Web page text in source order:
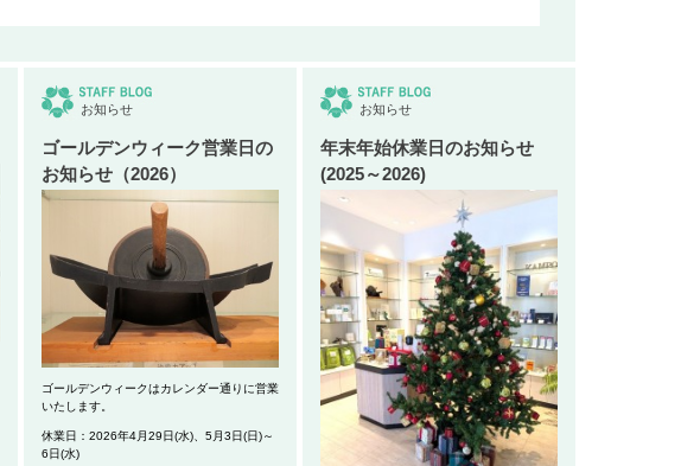
お知らせ
ゴールデンウィーク営業日の
お知らせ（2026）
ゴールデンウィークはカレンダー通りに営業
いたします。
休業日：2026年4月29日(水)、5月3日(日)～
6日(水)
お知らせ
年末年始休業日のお知らせ
(2025～2026)